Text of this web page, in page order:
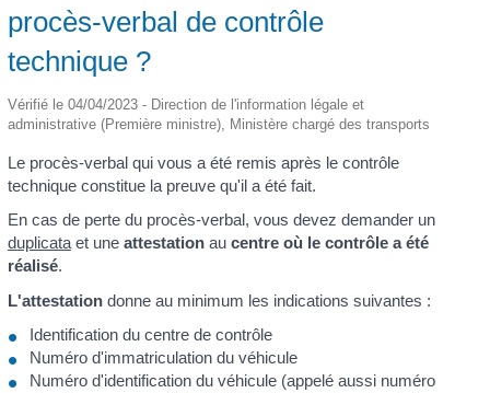
procès-verbal de contrôle
technique ?
Vérifié le 04/04/2023 - Direction de l'information légale et
administrative (Première ministre), Ministère chargé des transports
Le procès-verbal qui vous a été remis après le contrôle
technique constitue la preuve qu'il a été fait.
En cas de perte du procès-verbal, vous devez demander un
duplicataet une attestationau centre où le contrôle a été
réalisé.
L'attestationdonne au minimum les indications suivantes :
Identification du centre de contrôle
Numéro d'immatriculation du véhicule
Numéro d'identification du véhicule (appelé aussi numéro